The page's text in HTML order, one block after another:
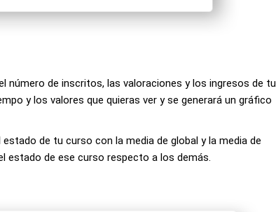
número de inscritos, las valoraciones y los ingresos de tu
y los valores que quieras ver y se generará un gráfico
de tu curso con la media de global y la media de
estado de ese curso respecto a los demás.